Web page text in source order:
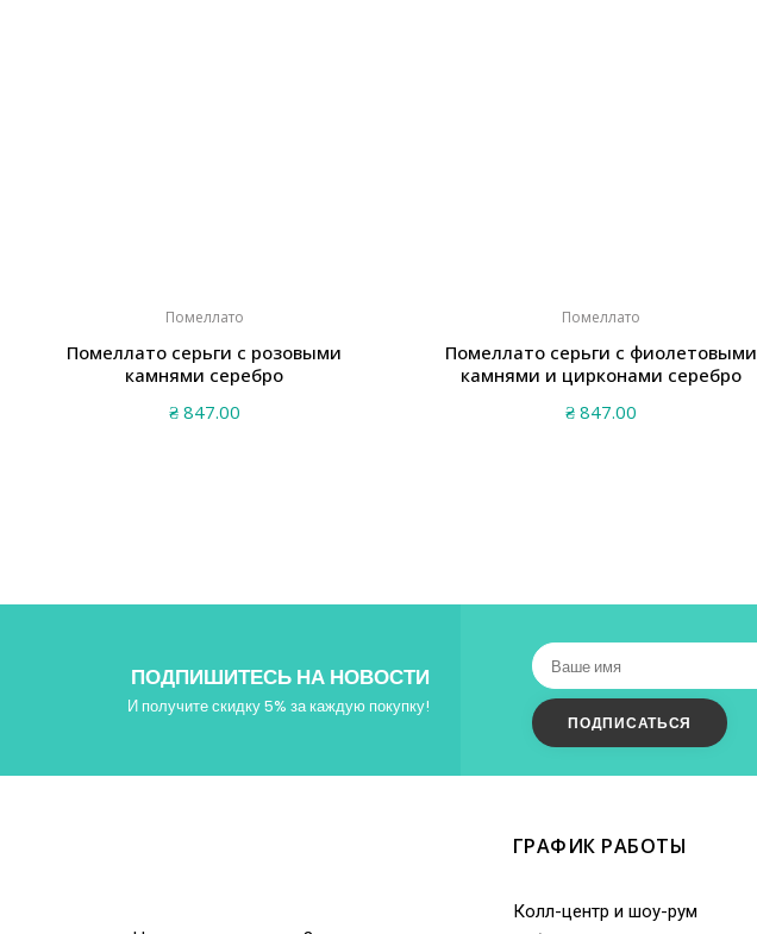
Помеллато
Помеллато серьги с розовыми
камнями серебро
₴847.00
Помеллато
Помеллато серьги с фиолетовыми
камнями и цирконами серебро
₴ 847.00
ПОДПИШИТЕСЬ НА НОВОСТИ
И получите скидку 5% за каждую покупку!
ГРАФИК РАБОТЫ
Колл-центр и шоу-рум